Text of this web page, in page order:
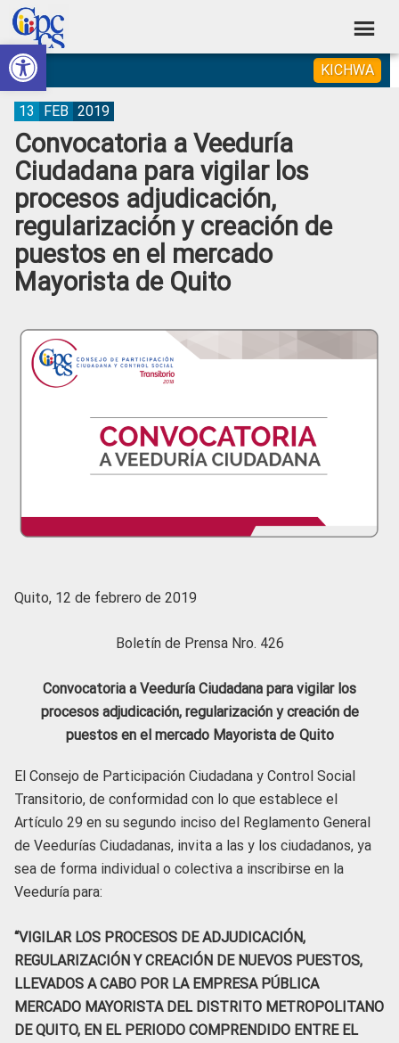
Abrir barra de herramientas
Skip
to
primary
navigation
Skip
to
main
content
Skip
to
primary
sidebar
Skip
to
footer
Consejo
de
Participación
Ciudadana
Control
Social
Construyendo
Poder
Ciudadano
KICHWA
Convocatoria a Veeduría
Ciudadana para vigilar los
procesos adjudicación,
regularización y creación de
puestos en el mercado
Mayorista de Quito
13 FEB 2019
Quito, 12 de febrero de 2019
Boletín de Prensa Nro. 426
Convocatoria a Veeduría Ciudadana para vigilar los
procesos adjudicación, regularización y creación de
puestos en el mercado Mayorista de Quito
El Consejo de Participación Ciudadana y Control Social
Transitorio, de conformidad con lo que establece el
Artículo 29 en su segundo inciso del Reglamento General
de Veedurías Ciudadanas, invita a las y los ciudadanos, ya
sea de forma individual o colectiva a inscribirse en la
Veeduría para:
“VIGILAR LOS PROCESOS DE ADJUDICACIÓN,
REGULARIZACIÓN Y CREACIÓN DE NUEVOS PUESTOS,
LLEVADOS A CABO POR LA EMPRESA PÚBLICA
MERCADO MAYORISTA DEL DISTRITO METROPOLITANO
DE QUITO, EN EL PERIODO COMPRENDIDO ENTRE EL